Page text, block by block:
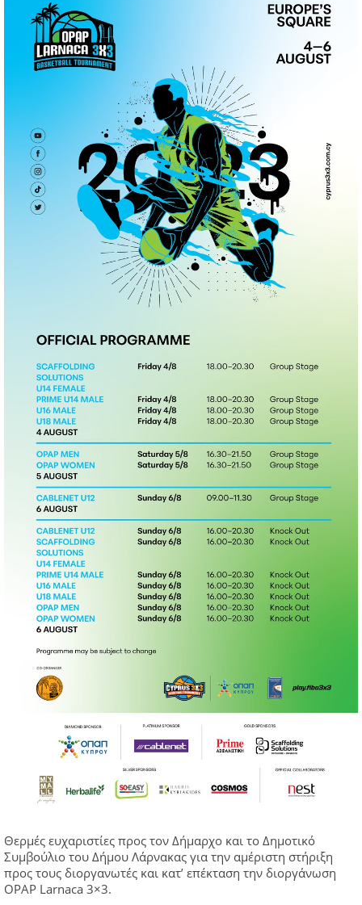
Θερμές ευχαριστίες προς τον Δήμαρχο και το Δημοτικό
Συμβούλιο του Δήμου Λάρνακας για την αμέριστη στήριξη
προς τους διοργανωτές και κατ’ επέκταση την διοργάνωση
OPAP Larnaca 3×3.